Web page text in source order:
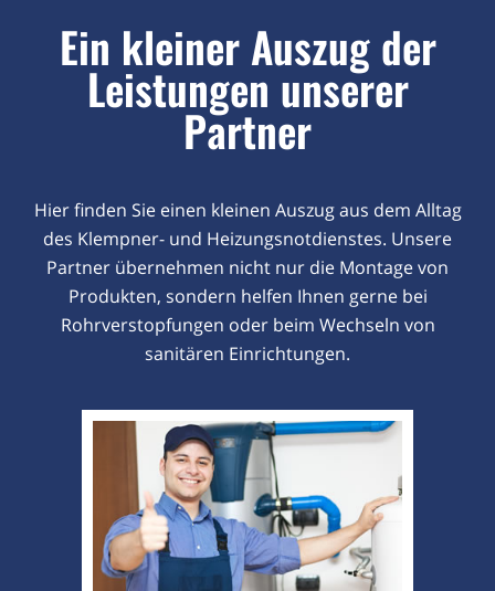
Ein kleiner Auszug der
Leistungen unserer
Partner
Hier finden Sie einen kleinen Auszug aus dem Alltag
des Klempner- und Heizungsnotdienstes. Unsere
Partner übernehmen nicht nur die Montage von
Produkten, sondern helfen Ihnen gerne bei
Rohrverstopfungen oder beim Wechseln von
sanitären Einrichtungen.